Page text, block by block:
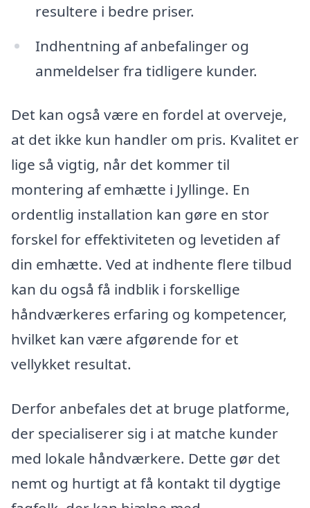
resultere i bedre priser.
Indhentning af anbefalinger og
anmeldelser fra tidligere kunder.
Det kan også være en fordel at overveje,
at det ikke kun handler om pris. Kvalitet er
lige så vigtig, når det kommer til
montering af emhætte i Jyllinge. En
ordentlig installation kan gøre en stor
forskel for effektiviteten og levetiden af
din emhætte. Ved at indhente flere tilbud
kan du også få indblik i forskellige
håndværkeres erfaring og kompetencer,
hvilket kan være afgørende for et
vellykket resultat.
Derfor anbefales det at bruge platforme,
der specialiserer sig i at matche kunder
med lokale håndværkere. Dette gør det
nemt og hurtigt at få kontakt til dygtige